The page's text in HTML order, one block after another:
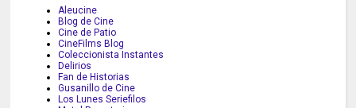
Aleucine
Blog de Cine
Cine de Patio
CineFilms Blog
Coleccionista Instantes
Delirios
Fan de Historias
Gusanillo de Cine
Los Lunes Seriefilos